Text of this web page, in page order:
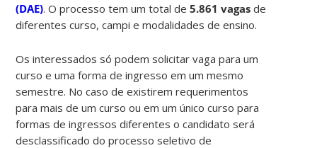
(DAE). O processo tem um total de5.861 vagasde
diferentes curso, campi e modalidades de ensino.
Os interessados só podem solicitar vaga para um
curso e uma forma de ingresso em um mesmo
semestre. No caso de existirem requerimentos
para mais de um curso ou em um único curso para
formas de ingressos diferentes o candidato será
desclassificado do processo seletivo de